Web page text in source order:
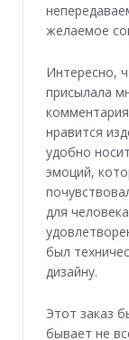
желаемое
Интересно,
присылала
нравится
удобно
эмоций,
для
был
дизайну.
Этот заказ
бывает не